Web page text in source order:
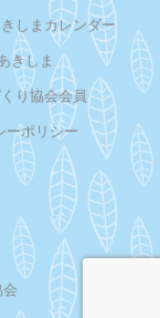
しまカレンダー
きしま
り協会会員
ーポリシー